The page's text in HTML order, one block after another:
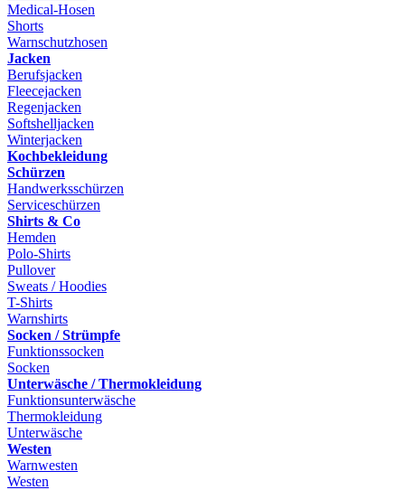
Medical-Hosen
Shorts
Warnschutzhosen
Jacken
Berufsjacken
Fleecejacken
Regenjacken
Softshelljacken
Winterjacken
Kochbekleidung
Schürzen
Handwerksschürzen
Serviceschürzen
Shirts & Co
Hemden
Polo-Shirts
Pullover
Sweats / Hoodies
T-Shirts
Warnshirts
Socken / Strümpfe
Funktionssocken
Socken
Unterwäsche / Thermokleidung
Funktionsunterwäsche
Thermokleidung
Unterwäsche
Westen
Warnwesten
Westen